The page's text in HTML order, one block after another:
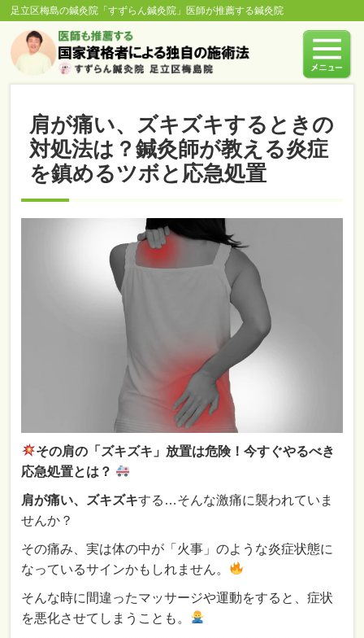
足立区梅島の鍼灸院「すずらん鍼灸院」医師が推薦する鍼灸院
肩が痛い、ズキズキするときの
対処法は？鍼灸師が教える炎症
を鎮めるツボと応急処置
その肩の「ズキズキ」放置は危険！今すぐやるべき
応急処置とは？
肩が痛い、ズキズキする…そんな激痛に襲われていま
せんか？
その痛み、実は体の中が「火事」のような炎症状態に
なっているサインかもしれません。
そんな時に間違ったマッサージや運動をすると、症状
を悪化させてしまうことも。